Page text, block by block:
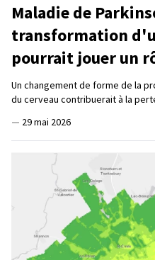
Maladie de
transformation
pourrait jouer un
Un changement de forme de la
du cerveau contribuerait à la
— 29 mai 2026